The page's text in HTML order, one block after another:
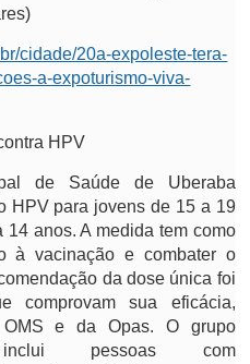
cidade/20a-expoleste-tera-
a-expoturismo-viva-
HPV
de Saúde de Uberaba
HPV para jovens de 15 a 19
anos. A medida tem como
à vacinação e combater o
da dose única foi
comprovam sua eficácia,
e da Opas. O grupo
pessoas com